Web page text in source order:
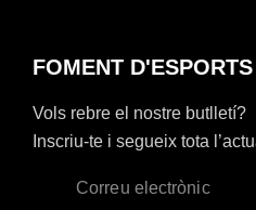
FOMENT
Vols rebre el nostre butlletí?
Inscriu-te i segueix tota